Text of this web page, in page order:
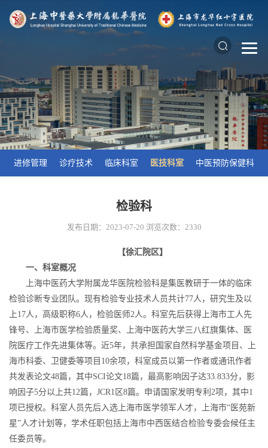
进修管理 诊疗技术 临床科室 医技科室 中医预防保健科
检验科
发布日期：2023-07-20 浏览次数： 2330
【徐汇院区】
一、科室概况
上海中医药大学附属龙华医院检验科是集医教研于一体的临床
检验诊断专业团队。现有检验专业技术人员共计77人，研究生及以
上17人，高级职称6人，检验医师2人。科室先后获得上海市工人先
锋号、上海市医学检验质量奖、上海中医药大学三八红旗集体、医
院医疗工作先进集体等。近5年，共承担国家自然科学基金项目、上
海市科委、卫健委等项目10余项，科室成员以第一作者或通讯作者
共发表论文48篇，其中SCI论文18篇，最高影响因子达33.833分，影
响因子5分以上共12篇，JCR1区8篇。申请国家发明专利2项，其中1
项已授权。科室人员先后入选上海市医学领军人才，上海市“医苑新
星”人才计划等，学术任职包括上海市中西医结合检验专委会候任主
任委员等。